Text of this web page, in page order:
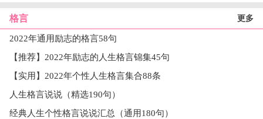
格言 更多
2022年通用励志的格言58句
【推荐】2022年励志的人生格言锦集45句
【实用】2022年个性人生格言集合88条
人生格言说说（精选190句）
经典人生个性格言说说汇总（通用180句）